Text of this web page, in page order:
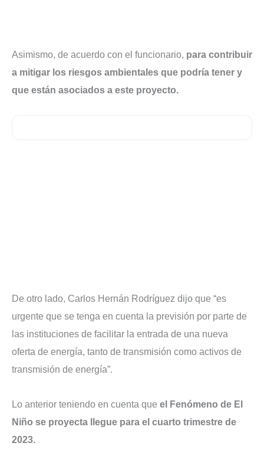
Asimismo, de acuerdo con el funcionario, para contribuir
a mitigar los riesgos ambientales que podría tener y
que están asociados a este proyecto.
De otro lado, Carlos Hernán Rodríguez dijo que “es
urgente que se tenga en cuenta la previsión por parte de
las instituciones de facilitar la entrada de una nueva
oferta de energía, tanto de transmisión como activos de
transmisión de energía”.
Lo anterior teniendo en cuenta que el Fenómeno de El
Niño se proyecta llegue para el cuarto trimestre de
2023.